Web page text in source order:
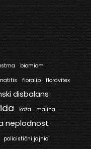
biomiom
floralip
floravitex
disbalans
koža
malina
neplodnost
policistični jajnici